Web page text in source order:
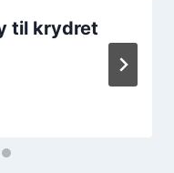
til krydret